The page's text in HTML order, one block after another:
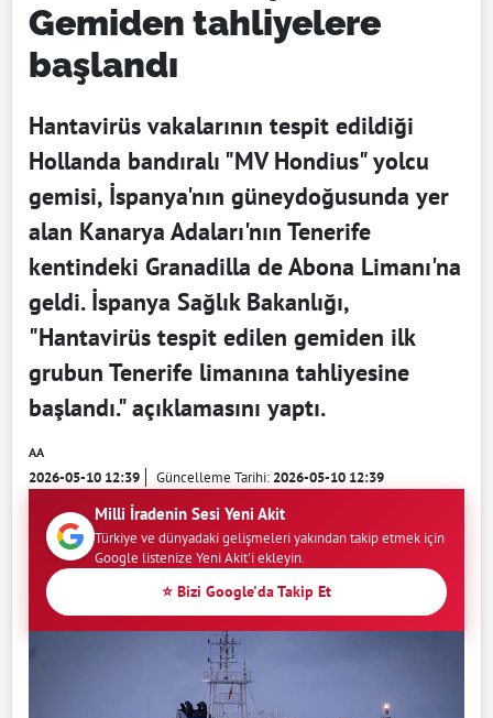
Gemiden tahliyelere
başlandı
Hantavirüs vakalarının tespit edildiği
Hollanda bandıralı "MV Hondius" yolcu
gemisi, İspanya'nın güneydoğusunda yer
alan Kanarya Adaları'nın Tenerife
kentindeki Granadilla de Abona Limanı'na
geldi. İspanya Sağlık Bakanlığı,
"Hantavirüs tespit edilen gemiden ilk
grubun Tenerife limanına tahliyesine
başlandı." açıklamasını yaptı.
AA
2026-05-10 12:39 Güncelleme Tarihi:2026-05-10 12:39
Milli İradenin Sesi Yeni Akit
Türkiye ve dünyadaki gelişmeleri yakından takip etmek için
Google listenize Yeni Akit'i ekleyin.
⭐ Bizi Google'da Takip Et